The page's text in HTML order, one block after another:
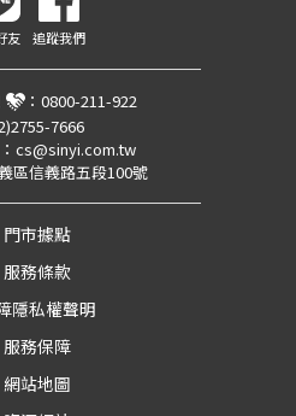
友 追蹤我們
： 0800-211-922
7666
cs@sinyi.com.tw
區信義路五段100號
門市據點
服務條款
隱私權聲明
服務保障
網站地圖